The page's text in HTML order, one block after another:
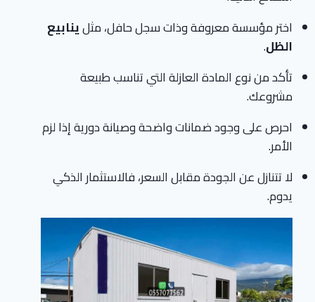
اختر مؤسسة معروفة وذات سجل حافل، مثلينابيع
الظل.
تأكد من نوع المادة العازلة التي تناسب طبيعة
مشروعك.
احرص على وجود ضمانات واضحة وصيانة دورية إذا لزم
الأمر.
لا تتنازل عن الجودة مقابل السعر، فالاستثمار الذكي
يدوم.